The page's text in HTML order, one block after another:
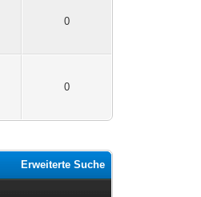
0
0
Erweiterte Suche